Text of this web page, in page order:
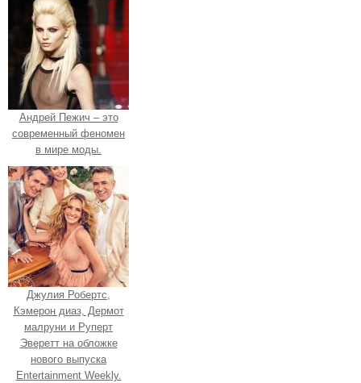
Андрей Пежич – это
современный феномен
в мире моды.
Джулия Робертс,
Кэмерон диаз, Дермот
малруни и Руперт
Эверетт на обложке
нового выпуска
Entertainment Weekly.